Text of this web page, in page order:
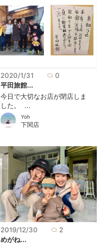
2020/1/31
0
平田旅館...
今日で大切なお店が閉店しま
した。 ...
Yoh
下関店
2019/12/30
2
めがね...